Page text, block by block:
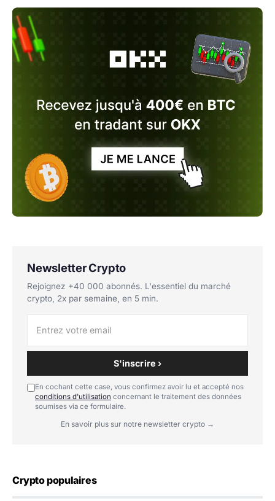
Newsletter Crypto
Rejoignez +40 000 abonnés. L'essentiel du marché
crypto, 2x par semaine, en 5 min.
S'inscrire ›
En cochant cette case, vous confirmez avoir lu et accepté nos
conditions d'utilisation concernant le traitement des données
soumises via ce formulaire.
En savoir plus sur notre newsletter crypto →
Crypto populaires